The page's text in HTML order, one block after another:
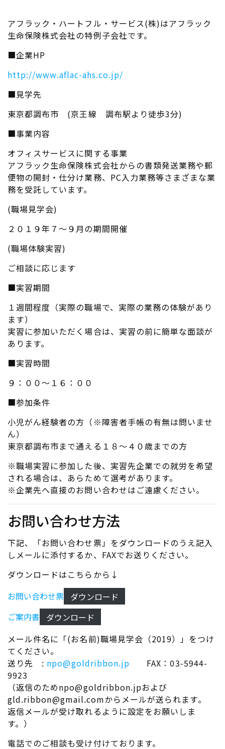
アフラック・ハートフル・サービス(株)はアフラック
生命保険株式会社の特例子会社です。
■企業HP
http://www.aflac-ahs.co.jp/
■見学先
東京都調布市 (京王線 調布駅より徒歩3分)
■事業内容
オフィスサービスに関する事業
アフラック生命保険株式会社からの書類発送業務や郵
便物の開封・仕分け業務、PC入力業務等さまざまな業
務を受託しています。
(職場見学会)
２０１９年７～９月の期間開催
(職場体験実習)
ご相談に応じます
■実習期間
１週間程度（実際の職場で、実際の業務の体験があり
ます）
実習に参加いただく場合は、実習の前に簡単な面談が
あります。
■実習時間
９：００～１６：００
■参加条件
小児がん経験者の方（※障害者手帳の有無は問いませ
ん）
東京都調布市まで通える１８～４０歳までの方
※職場実習に参加した後、実習先企業での就労を希望
される場合は、あらためて選考があります。
※企業先へ直接のお問い合わせはご遠慮ください。
お問い合わせ方法
下記、「お問い合わせ票」をダウンロードのうえ記入
しメールに添付するか、FAXでお送りください。
ダウンロードはこちらから↓
お問い合わせ票 ダウンロード
ご案内書
ダウンロード
メール件名に「(お名前)職場見学会（2019）」をつけ
てください。
送り先 : npo@goldribbon.jp FAX：03-5944-
9923
（返信のためnpo@goldribbon.jpおよび
gld.ribbon@gmail.comからメールが送られます。
返信メールが受け取れるように設定をお願いしま
す。）
電話でのご相談も受け付けております。